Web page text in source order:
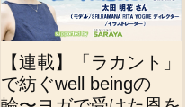
【連載】薬剤師・紗耶
華の奮闘記⑥／優しさ